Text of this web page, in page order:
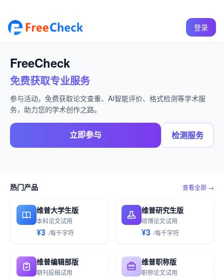
登录
FreeCheck
免费获取专业服务
参与活动，免费获取论文查重、AI智能评价、格式检测等学术服
务，助力您的学术创作之路。
立即参与 检测服务
热门产品 查看全部 →
维普大学生版
本科论文试用
¥3 /每千字符
维普研究生版
硕博论文试用
¥3 /每千字符
维普编辑部版
期刊投稿试用
维普职称版
职称论文试用